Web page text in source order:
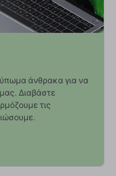
άνθρακα για να
Διαβάστε
τις